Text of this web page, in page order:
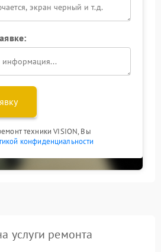
техники VISION, Вы
конфиденциальности
услуги ремонта